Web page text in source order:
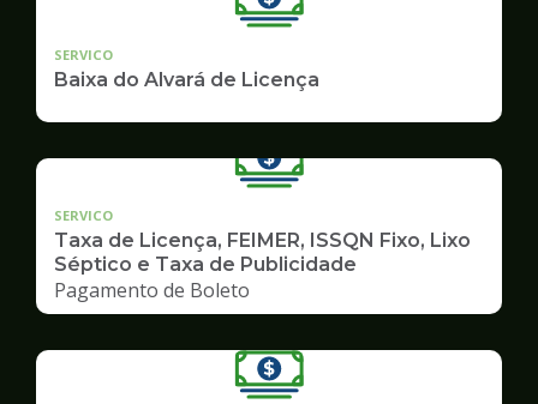
SERVICO
Baixa do Alvará de Licença
SERVICO
Taxa de Licença, FEIMER, ISSQN Fixo, Lixo
Séptico e Taxa de Publicidade
Pagamento de Boleto